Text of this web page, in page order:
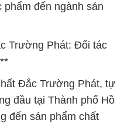
đến ngành sản
Trường Phát: Đối tác
Đắc Trường Phát, tự
đầu tại Thành phố Hồ
đến sản phẩm chất